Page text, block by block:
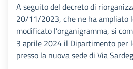
A seguito del decreto di
20/11/2023, che ne ha ampliato
modificato l’organigramma, si
3 aprile 2024 il Dipartimento per
presso la nuova sede di Via